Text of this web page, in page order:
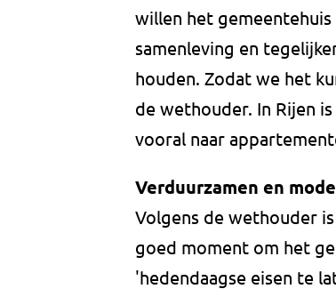
willen het
samenleving en
houden. Zodat we het
de wethouder. In Rijen
vooral naar
Verduurzamen en
Volgens de wethouder
goed moment om het
'hedendaagse eisen te